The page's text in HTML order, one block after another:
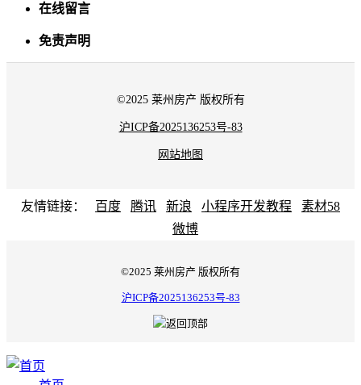
在线留言
免责声明
©2025 莱州房产 版权所有
沪ICP备2025136253号-83
网站地图
友情链接： 百度 腾讯 新浪 小程序开发教程
素材58
微博
©2025 莱州房产 版权所有
沪ICP备2025136253号-83